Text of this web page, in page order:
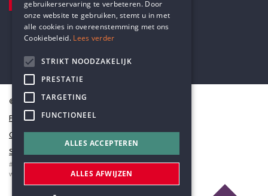
Pottenbrug 4
Antwerpen, 2000
© Humanistisch Verbond 2026
Privacy
Cookiestatement
Sitemap
#codedwithlove byCodelines
webapplicaties
mobiele apps&maatwerk websites
DUTCH
gebruikerservaring te verbeteren. Door
onze website te gebruiken, stemt u in met
alle cookies in overeenstemming met ons
Cookiebeleid. Lees verder
STRIKT NOODZAKELIJK
PRESTATIE
TARGETING
FUNCTIONEEL
ALLES ACCEPTEREN
ALLES AFWIJZEN